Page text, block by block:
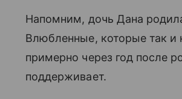
Напомним, дочь Дана
Влюбленные, которые так и
примерно через год после
поддерживает.